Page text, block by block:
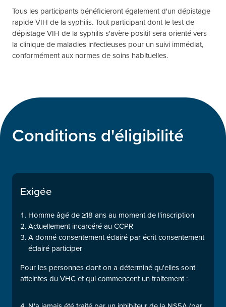
Tous les participants bénéficieront également d'un dépistage
rapide VIH de la syphilis. Tout participant dont le test de
dépistage VIH de la syphilis s'avère positif sera orienté vers
la clinique de maladies infectieuses pour un suivi immédiat,
conformément aux normes de soins habituelles.
Conditions d'éligibilité
Exigée
Homme âgé de ≥18 ans au moment de l'inscription
Actuellement incarcéré au CCPR
A donné consentement éclairé par écrit consentement
éclairé participer
Pour les personnes dont on a déterminé qu'elles sont
atteintes du VHC et qui commencent un traitement :